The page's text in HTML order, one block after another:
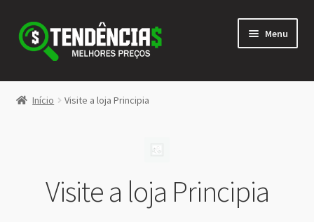
Pular
para
navegação
Pular
para
conteúdo
Menu
LOJA
Início Visite a loja Principia
Visite a loja Principia